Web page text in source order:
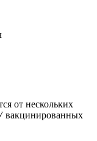
от нескольких
вакцинированных